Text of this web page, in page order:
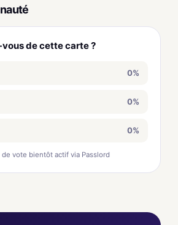
de cette carte ?
0%
0%
0%
de vote bientôt actif via Passlord